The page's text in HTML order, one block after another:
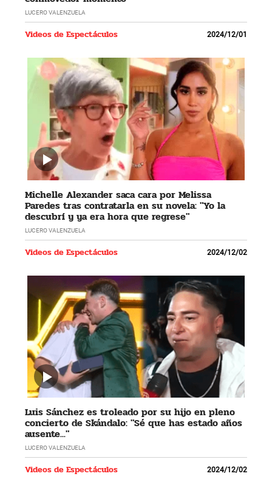
LUCERO VALENZUELA
Videos de Espectáculos 2024/12/01
Michelle Alexander saca cara por Melissa
Paredes tras contratarla en su novela: "Yo la
descubrí y ya era hora que regrese"
LUCERO VALENZUELA
Videos de Espectáculos 2024/12/02
Luis Sánchez es troleado por su hijo en pleno
concierto de Skándalo: "Sé que has estado años
ausente..."
LUCERO VALENZUELA
Videos de Espectáculos 2024/12/02